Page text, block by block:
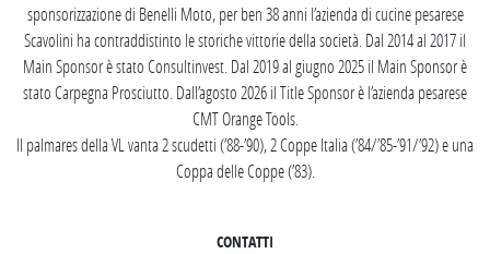
sponsorizzazione di Benelli Moto, per ben 38 anni l’azienda di cucine pesarese
Scavolini ha contraddistinto le storiche vittorie della società. Dal 2014 al 2017 il
Main Sponsor è stato Consultinvest. Dal 2019 al giugno 2025 il Main Sponsor è
stato Carpegna Prosciutto. Dall’agosto 2026 il Title Sponsor è l’azienda pesarese
CMT Orange Tools.
Il palmares della VL vanta 2 scudetti (’88-’90), 2 Coppe Italia (’84/’85-’91/’92) e una
Coppa delle Coppe (’83).
CONTATTI